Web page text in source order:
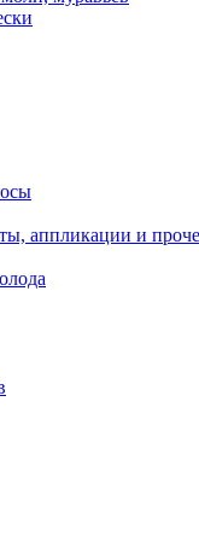
аппликации и